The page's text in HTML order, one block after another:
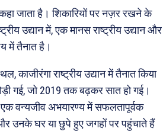
जाता है। शिकारियों पर नज़र रखने के
उद्यान में, एक मानस राष्ट्रीय उद्यान और
में तैनात है।
काजीरंगा राष्ट्रीय उद्यान में तैनात किया
गई, जो 2019 तक बढ़कर सात हो गई।
एक वन्यजीव अभयारण्य में सफलतापूर्वक
उनके घर या छुपे हुए जगहों पर पहुंचाते हैं